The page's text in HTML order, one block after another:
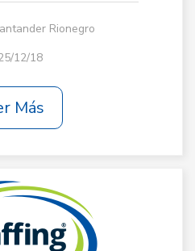
Rionegro
12/18
Más